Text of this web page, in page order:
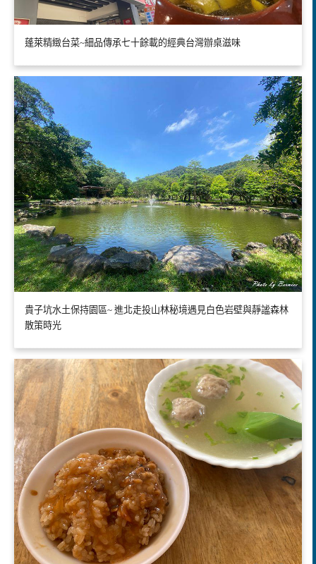
蓬萊精緻台菜~細品傳承七十餘載的經典台灣辦桌滋味
貴子坑水土保持園區~ 進北走投山林秘境遇見白色岩壁與靜謐森林
散策時光